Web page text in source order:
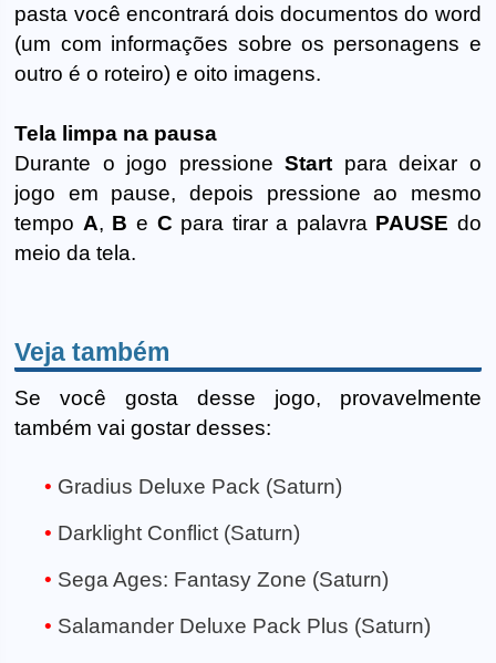
pasta você encontrará dois documentos do word
(um com informações sobre os personagens e
outro é o roteiro) e oito imagens.
Tela limpa na pausa
Durante o jogo pressioneStart para deixar o
jogo em pause, depois pressione ao mesmo
tempo A, B e C para tirar a palavra PAUSE do
meio da tela.
Veja também
Se você gosta desse jogo, provavelmente
também vai gostar desses:
Gradius Deluxe Pack (Saturn)
Darklight Conflict (Saturn)
Sega Ages: Fantasy Zone (Saturn)
Salamander Deluxe Pack Plus (Saturn)